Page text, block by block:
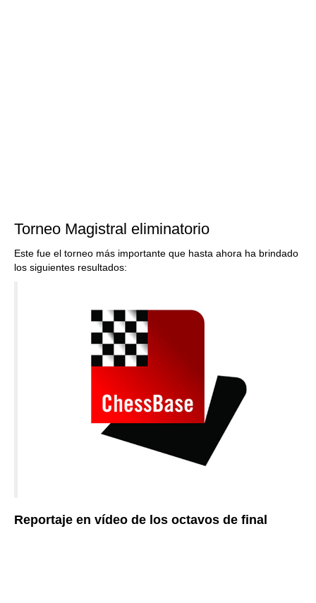
Torneo Magistral eliminatorio
Este fue el torneo más importante que hasta ahora ha brindado
los siguientes resultados:
Reportaje en vídeo de los octavos de final